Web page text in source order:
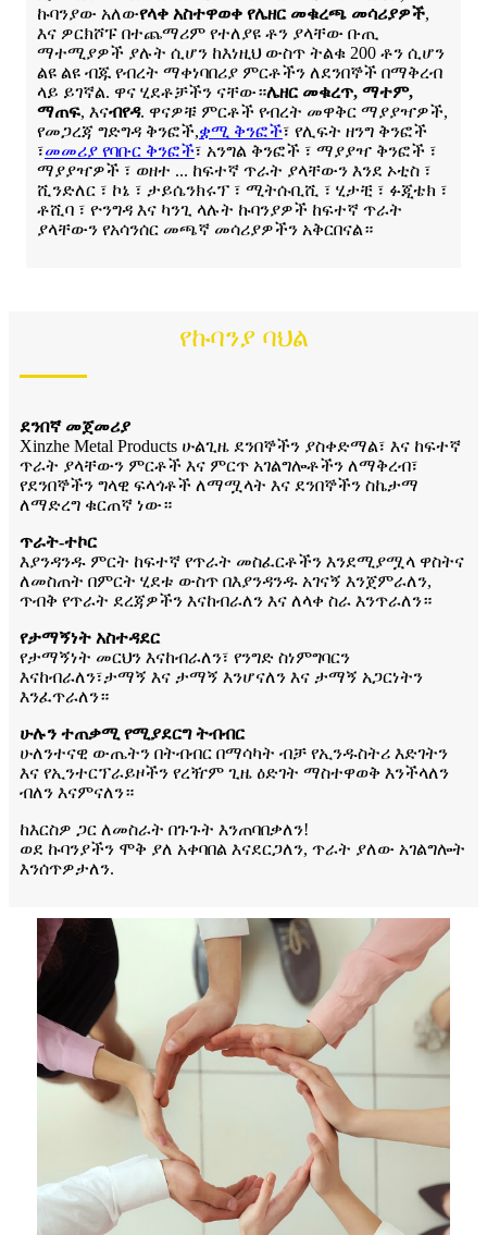
ኩባንያው አለውየላቀ አስተዋወቀ የሌዘር መቁረጫ መሳሪያዎች,
እና ዎርክሾፑ በተጨማሪም የተለያዩ ቶን ያላቸው ቡጢ
ማተሚያዎች ያሉት ሲሆን ከእነዚህ ውስጥ ትልቁ 200 ቶን ሲሆን
ልዩ ልዩ ብጁ የብረት ማቀነባበሪያ ምርቶችን ለደንበኞች በማቅረብ
ላይ ይገኛል. ዋና ሂደቶቻችን ናቸው።ሌዘር መቁረጥ, ማተም,
ማጠፍ, እናብየዳ. ዋናዎቹ ምርቶች የብረት መዋቅር ማያያዣዎች,
የመጋረጃ ግድግዳ ቅንፎች,ቋሚ ቅንፎች፣ የሊፍት ዘንግ ቅንፎች
፣መመሪያ የባቡር ቅንፎች፣ አንግል ቅንፎች ፣ ማያያዣ ቅንፎች ፣
ማያያዣዎች ፣ ወዘተ ... ከፍተኛ ጥራት ያላቸውን እንደ ኦቲስ ፣
ሺንድለር ፣ ኮኔ ፣ ታይሴንክሩፕ ፣ ሚትሱቢሺ ፣ ሂታቺ ፣ ፉጂቴክ ፣
ቶሺባ ፣ ዮንግዳ እና ካንጊ ላሉት ኩባንያዎች ከፍተኛ ጥራት
ያላቸውን የአሳንሰር መጫኛ መሳሪያዎችን አቅርበናል።
የኩባንያ ባህል
ደንበኛ መጀመሪያ
Xinzhe Metal Products ሁልጊዜ ደንበኞችን ያስቀድማል፣ እና ከፍተኛ
ጥራት ያላቸውን ምርቶች እና ምርጥ አገልግሎቶችን ለማቅረብ፣
የደንበኞችን ግላዊ ፍላጎቶች ለማሟላት እና ደንበኞችን ስኬታማ
ለማድረግ ቁርጠኛ ነው።
ጥራት-ተኮር
እያንዳንዱ ምርት ከፍተኛ የጥራት መስፈርቶችን እንደሚያሟላ ዋስትና
ለመስጠት በምርት ሂደቱ ውስጥ በእያንዳንዱ አገናኝ እንጀምራለን,
ጥብቅ የጥራት ደረጃዎችን እናከብራለን እና ለላቀ ስራ እንጥራለን።
የታማኝነት አስተዳደር
የታማኝነት መርህን እናከብራለን፣ የንግድ ስነምግባርን
እናከብራለን፣ታማኝ እና ታማኝ እንሆናለን እና ታማኝ አጋርነትን
እንፈጥራለን።
ሁሉን ተጠቃሚ የሚያደርግ ትብብር
ሁለንተናዊ ውጤትን በትብብር በማሳካት ብቻ የኢንዱስትሪ እድገትን
እና የኢንተርፕራይዞችን የረዥም ጊዜ ዕድገት ማስተዋወቅ እንችላለን
ብለን እናምናለን።
ከእርስዎ ጋር ለመስራት በጉጉት እንጠባበቃለን!
ወደ ኩባንያችን ሞቅ ያለ አቀባበል እናደርጋለን, ጥራት ያለው አገልግሎት
እንሰጥዎታለን.